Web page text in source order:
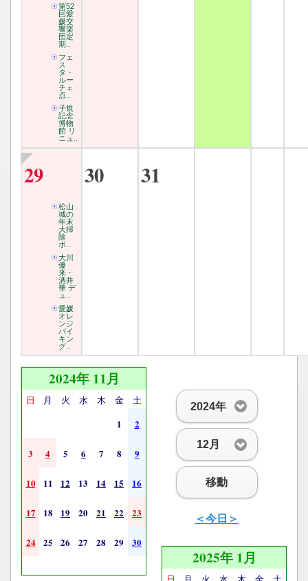
第52
回愛
媛交
響楽
団定
期..
フェ
ス
タ・
ルー
チェ
点..
子規
記念
博物
館 リ
ニュ..
29
松山
城の
年末
大掃
除
ボ..
大川
優
来・
酒井
華 デ
ュ..
愛媛
オレ
ンジ
バイ
キン
グ..
30 31
2024年
12月
移動
＜今日＞
2024年 11月
日 月 火 水 木 金 土
1 2
3 4 5 6 7 8 9
10 11 12 13 14 15 16
17 18 19 20 21 22 23
24 25 26 27 28 29 30
2025年 1月